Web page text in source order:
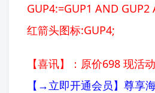
GUP4:=GUP1 AND GUP2
红箭头图标:GUP4;
【喜讯】：原价698 现活
【→立即开通会员】尊享